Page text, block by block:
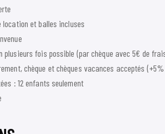
location et balles incluses
plusieurs fois possible (par chèque avec 5€ de
chèque et chèques vacances acceptés
: 12 enfants seulement